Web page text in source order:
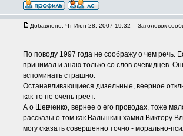
Добавлено: Чт Июн 28, 2007 19:32 Заголовок
По поводу 1997 года не соображу о чем речь.
принимал и знаю только со слов очевидцев.
вспоминать страшно.
Останавливающиеся дизельные, веерное
как-то не очень греет.
А о Шевченко, вернее о его проводах, тоже
рассказы о том как Валынкин хамил Виктору
могу сказать совершенно точно - морально-